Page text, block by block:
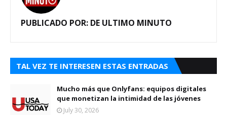
PUBLICADO POR: DE ULTIMO MINUTO
TAL VEZ TE INTERESEN ESTAS ENTRADAS
Mucho más que Onlyfans: equipos digitales
que monetizan la intimidad de las jóvenes
July 30, 2026